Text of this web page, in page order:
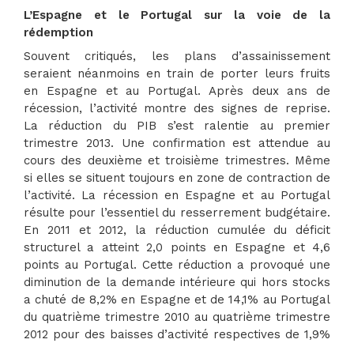
L’Espagne et le Portugal sur la voie de la
rédemption
Souvent critiqués, les plans d’assainissement
seraient néanmoins en train de porter leurs fruits
en Espagne et au Portugal. Après deux ans de
récession, l’activité montre des signes de reprise.
La réduction du PIB s’est ralentie au premier
trimestre 2013. Une confirmation est attendue au
cours des deuxième et troisième trimestres. Même
si elles se situent toujours en zone de contraction de
l’activité. La récession en Espagne et au Portugal
résulte pour l’essentiel du resserrement budgétaire.
En 2011 et 2012, la réduction cumulée du déficit
structurel a atteint 2,0 points en Espagne et 4,6
points au Portugal. Cette réduction a provoqué une
diminution de la demande intérieure qui hors stocks
a chuté de 8,2% en Espagne et de 14,1% au Portugal
du quatrième trimestre 2010 au quatrième trimestre
2012 pour des baisses d’activité respectives de 1,9%